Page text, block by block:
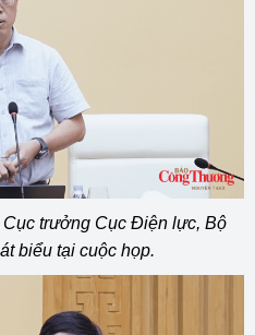
trưởng Cục Điện lực, Bộ
biểu tại cuộc họp.